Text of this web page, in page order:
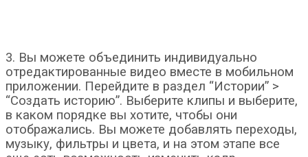
3. Вы можете объединить индивидуально
отредактированные видео вместе в мобильном
приложении. Перейдите в раздел “Истории” >
“Создать историю”. Выберите клипы и выберите,
в каком порядке вы хотите, чтобы они
отображались. Вы можете добавлять переходы,
музыку, фильтры и цвета, и на этом этапе все